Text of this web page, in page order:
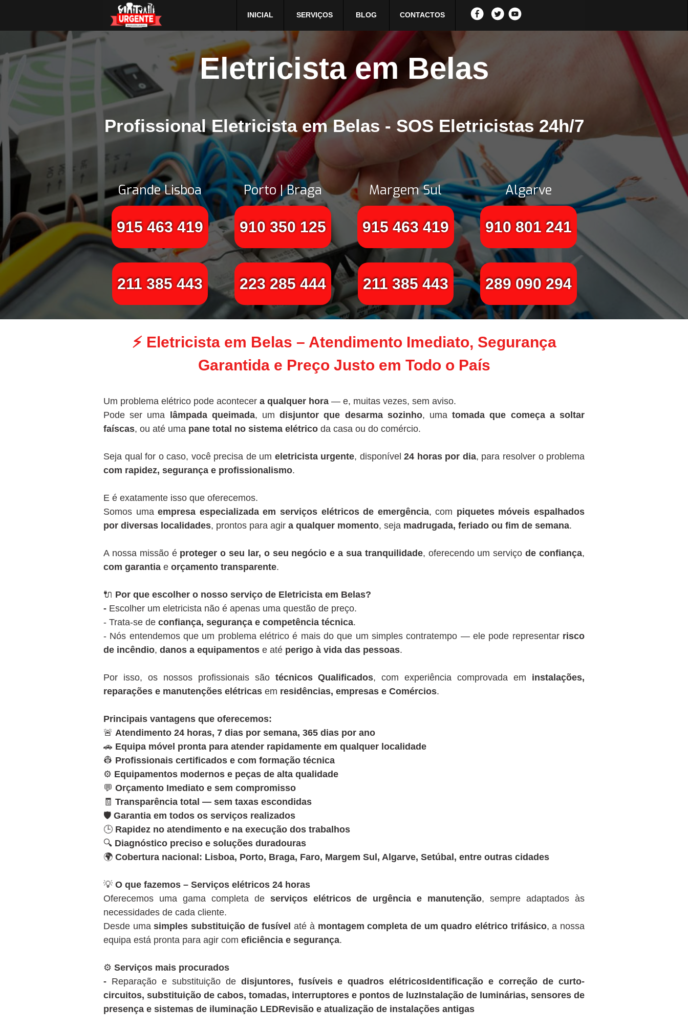
INICIAL SERVIÇOS BLOG CONTACTOS
Eletricista em Belas
Profissional Eletricista em Belas - SOS Eletricistas 24h/7
Grande Lisboa
915 463 419
211 385 443
Porto | Braga
910 350 125
223 285 444
Margem Sul
915 463 419
211 385 443
Algarve
910 801 241
289 090 294
⚡ Eletricista em Belas – Atendimento Imediato, Segurança
Garantida e Preço Justo em Todo o País
Um problema elétrico pode acontecer a qualquer hora — e, muitas vezes, sem aviso.
Pode ser uma
lâmpada queimada, umdisjuntor que desarma sozinho, umatomada que começa a soltar
faíscas, ou até uma pane total no sistema elétrico da casa ou do comércio.
Seja qual for o caso, você precisa de um eletricista urgente, disponível24 horas por dia, para resolver o problema
com rapidez, segurança e profissionalismo.
E é exatamente isso que oferecemos.
Somos umaempresa especializada em serviços elétricos de emergência, com piquetes móveis espalhados
por diversas localidades, prontos para agir a qualquer momento, seja madrugada, feriado ou fim de semana.
A nossa missão é proteger o seu lar, o seu negócio e a sua tranquilidade, oferecendo um serviçode confiança,
com garantia e orçamento transparente.
🔌 Por que escolher o nosso serviço de Eletricista em Belas?
- Escolher um eletricista não é apenas uma questão de preço.
- Trata-se de confiança, segurança e competência técnica.
- Nós entendemos que um problema elétrico é mais do que um simples contratempo — ele pode representar risco
de incêndio, danos a equipamentos e até perigo à vida das pessoas.
Por isso, os nossos profissionais são técnicos Qualificados, com experiência comprovada em instalações,
reparações e manutenções elétricas em residências, empresas e Comércios.
Principais vantagens que oferecemos:
🚨 Atendimento 24 horas, 7 dias por semana, 365 dias por ano
🚗 Equipa móvel pronta para atender rapidamente em qualquer localidade
👷 Profissionais certificados e com formação técnica
⚙️ Equipamentos modernos e peças de alta qualidade
💬 Orçamento Imediato e sem compromisso
🧾 Transparência total — sem taxas escondidas
🛡️ Garantia em todos os serviços realizados
🕒 Rapidez no atendimento e na execução dos trabalhos
🔍 Diagnóstico preciso e soluções duradouras
🌍 Cobertura nacional: Lisboa, Porto, Braga, Faro, Margem Sul, Algarve, Setúbal, entre outras cidades
💡 O que fazemos – Serviços elétricos 24 horas
Oferecemos uma gama completa de serviços elétricos de urgência e manutenção, sempre adaptados às
necessidades de cada cliente.
Desde umasimples substituição de fusível até à montagem completa de um quadro elétrico trifásico, a nossa
equipa está pronta para agir com eficiência e segurança.
⚙️ Serviços mais procurados
- Reparação e substituição de disjuntores, fusíveis e quadros elétricosIdentificação e correção de curto-
circuitos, substituição de cabos, tomadas, interruptores e pontos de luzInstalação de luminárias, sensores de
presença e sistemas de iluminação LEDRevisão e atualização de instalações antigas